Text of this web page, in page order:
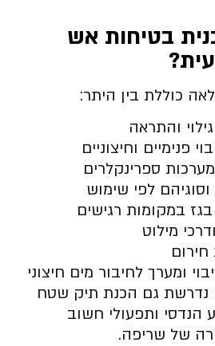
בטיחות אש
?
כוללת בין היתר:
והתראה
פנימיים וחיצוניים
ספרינקלרים
לפי שימוש
בגז במקומות רגישים
מילוט
ומערך לחיבור מים חיצוני
נדרשת גם הכנת תיק שטח
הנדסי ותפעולי חשוב
של שריפה.